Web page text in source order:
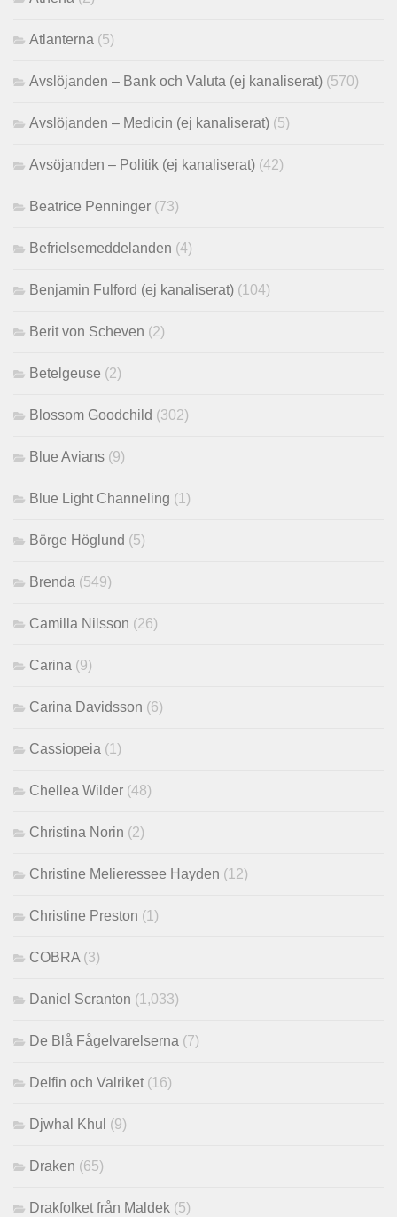
Atlanterna (5)
Avslöjanden – Bank och Valuta (ej kanaliserat) (570)
Avslöjanden – Medicin (ej kanaliserat) (5)
Avsöjanden – Politik (ej kanaliserat) (42)
Beatrice Penninger (73)
Befrielsemeddelanden (4)
Benjamin Fulford (ej kanaliserat) (104)
Berit von Scheven (2)
Betelgeuse (2)
Blossom Goodchild (302)
Blue Avians (9)
Blue Light Channeling (1)
Börge Höglund (5)
Brenda (549)
Camilla Nilsson (26)
Carina (9)
Carina Davidsson (6)
Cassiopeia (1)
Chellea Wilder (48)
Christina Norin (2)
Christine Melieressee Hayden (12)
Christine Preston (1)
COBRA (3)
Daniel Scranton (1,033)
De Blå Fågelvarelserna (7)
Delfin och Valriket (16)
Djwhal Khul (9)
Draken (65)
Drakfolket från Maldek (5)